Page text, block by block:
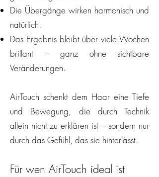
Die Übergänge wirken harmonisch und
natürlich.
Das Ergebnis bleibt über viele Wochen
brillant – ganz ohne sichtbare
Veränderungen.
AirTouch schenkt dem Haar eine Tiefe
und Bewegung, die durch Technik
allein nicht zu erklären ist – sondern nur
durch das Gefühl, das sie hinterlässt.
Für wen AirTouch ideal ist